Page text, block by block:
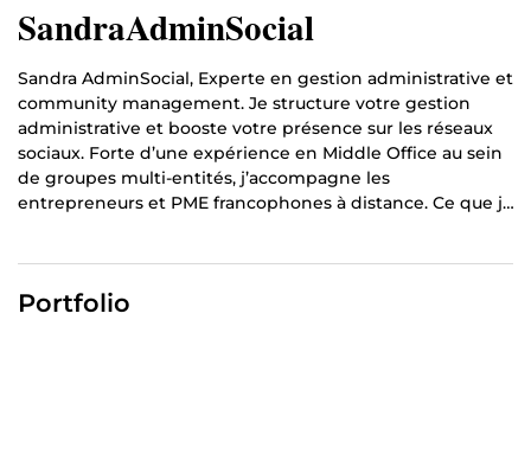
SandraAdminSocial
Sandra AdminSocial, Experte en gestion administrative et
community management. Je structure votre gestion
administrative et booste votre présence sur les réseaux
sociaux. Forte d’une expérience en Middle Office au sein
de groupes multi-entités, j’accompagne les
entrepreneurs et PME francophones à distance. Ce que je
Facebook, TikTok) ∙ Création de calendriers éditoriaux
Portfolio